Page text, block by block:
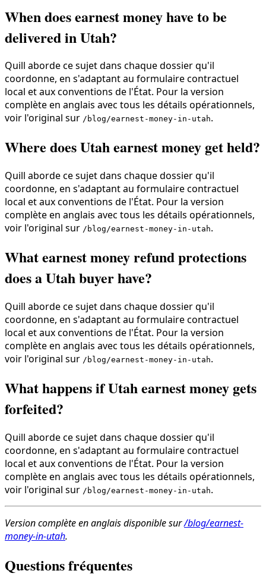
When does earnest money have to be
delivered in Utah?
Quill aborde ce sujet dans chaque dossier qu'il
coordonne, en s'adaptant au formulaire contractuel
local et aux conventions de l'État. Pour la version
complète en anglais avec tous les détails opérationnels,
voir l'original sur /blog/earnest-money-in-utah.
Where does Utah earnest money get held?
Quill aborde ce sujet dans chaque dossier qu'il
coordonne, en s'adaptant au formulaire contractuel
local et aux conventions de l'État. Pour la version
complète en anglais avec tous les détails opérationnels,
voir l'original sur /blog/earnest-money-in-utah.
What earnest money refund protections
does a Utah buyer have?
Quill aborde ce sujet dans chaque dossier qu'il
coordonne, en s'adaptant au formulaire contractuel
local et aux conventions de l'État. Pour la version
complète en anglais avec tous les détails opérationnels,
voir l'original sur /blog/earnest-money-in-utah.
What happens if Utah earnest money gets
forfeited?
Quill aborde ce sujet dans chaque dossier qu'il
coordonne, en s'adaptant au formulaire contractuel
local et aux conventions de l'État. Pour la version
complète en anglais avec tous les détails opérationnels,
voir l'original sur /blog/earnest-money-in-utah.
Version complète en anglais disponible sur/blog/earnest-
money-in-utah.
Questions fréquentes